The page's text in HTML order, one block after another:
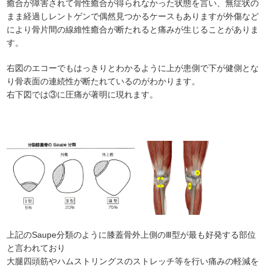
癒合が障害されて骨性癒合が得られなかった状態を言い、無症状の
まま経過しレントゲンで偶然見つかるケースもありますが外傷など
により骨片間の線維性癒合が断たれると痛みが生じることがありま
す。
右図のエコーでもはっきりとわかるように上が患側で下が健側とな
り骨表面の連続性が断たれているのがわかります。
右下図では③に圧痛が著明に現れます。
上記のSaupe分類のように膝蓋骨外上側のⅢ型が最も好発する部位
と言われており
大腿四頭筋やハムストリングスのストレッチ等を行い痛みの軽減を